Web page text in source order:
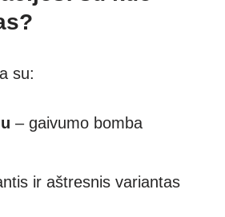
su:
– gaivumo bomba
ir aštresnis variantas